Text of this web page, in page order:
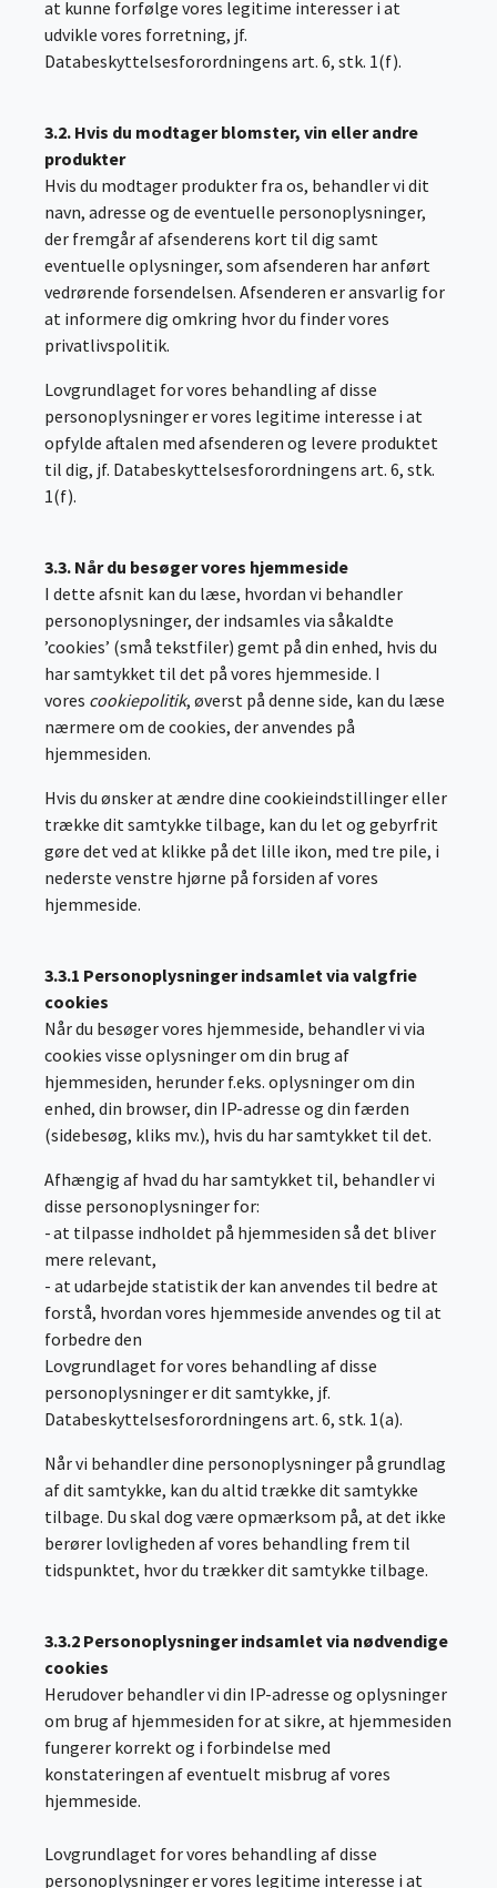
at kunne forfølge vores legitime interesser i at
udvikle vores forretning, jf.
Databeskyttelsesforordningens art. 6, stk. 1(f).
3.2. Hvis du modtager blomster, vin eller andre
produkter
Hvis du modtager produkter fra os, behandler vi dit
navn, adresse og de eventuelle personoplysninger,
der fremgår af afsenderens kort til dig samt
eventuelle oplysninger, som afsenderen har anført
vedrørende forsendelsen. Afsenderen er ansvarlig for
at informere dig omkring hvor du finder vores
privatlivspolitik.
Lovgrundlaget for vores behandling af disse
personoplysninger er vores legitime interesse i at
opfylde aftalen med afsenderen og levere produktet
til dig, jf. Databeskyttelsesforordningens art. 6, stk.
1(f).
3.3. Når du besøger vores hjemmeside
I dette afsnit kan du læse, hvordan vi behandler
personoplysninger, der indsamles via såkaldte
’cookies’ (små tekstfiler) gemt på din enhed, hvis du
har samtykket til det på vores hjemmeside. I
vores cookiepolitik, øverst på denne side, kan du læse
nærmere om de cookies, der anvendes på
hjemmesiden.
Hvis du ønsker at ændre dine cookieindstillinger eller
trække dit samtykke tilbage, kan du let og gebyrfrit
gøre det ved at klikke på det lille ikon, med tre pile, i
nederste venstre hjørne på forsiden af vores
hjemmeside.
3.3.1 Personoplysninger indsamlet via valgfrie
cookies
Når du besøger vores hjemmeside, behandler vi via
cookies visse oplysninger om din brug af
hjemmesiden, herunder f.eks. oplysninger om din
enhed, din browser, din IP-adresse og din færden
(sidebesøg, kliks mv.), hvis du har samtykket til det.
Afhængig af hvad du har samtykket til, behandler vi
disse personoplysninger for:
- at tilpasse indholdet på hjemmesiden så det bliver
mere relevant,
- at udarbejde statistik der kan anvendes til bedre at
forstå, hvordan vores hjemmeside anvendes og til at
forbedre den
Lovgrundlaget for vores behandling af disse
personoplysninger er dit samtykke, jf.
Databeskyttelsesforordningens art. 6, stk. 1(a).
Når vi behandler dine personoplysninger på grundlag
af dit samtykke, kan du altid trække dit samtykke
tilbage. Du skal dog være opmærksom på, at det ikke
berører lovligheden af vores behandling frem til
tidspunktet, hvor du trækker dit samtykke tilbage.
3.3.2 Personoplysninger indsamlet via nødvendige
cookies
Herudover behandler vi din IP-adresse og oplysninger
om brug af hjemmesiden for at sikre, at hjemmesiden
fungerer korrekt og i forbindelse med
konstateringen af eventuelt misbrug af vores
hjemmeside.
Lovgrundlaget for vores behandling af disse
personoplysninger er vores legitime interesse i at